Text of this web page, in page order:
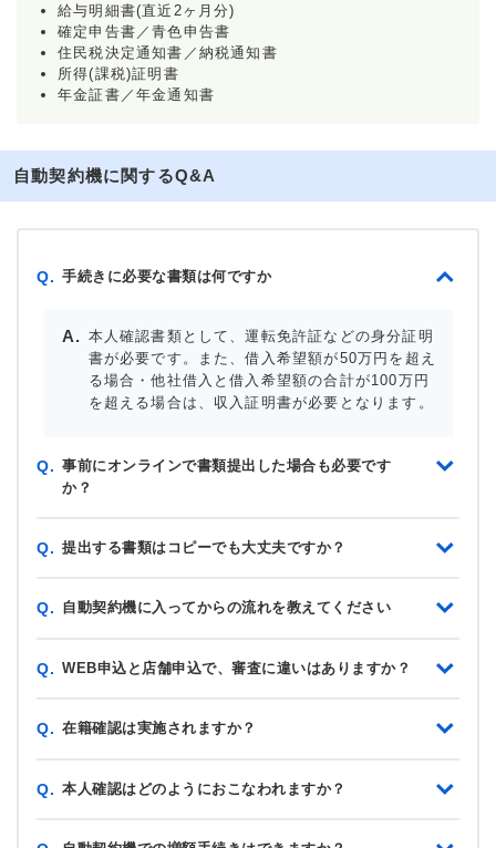
給与明細書(直近2ヶ月分)
確定申告書／青色申告書
住民税決定通知書／納税通知書
所得(課税)証明書
年金証書／年金通知書
自動契約機に関するQ&A
Q. 手続きに必要な書類は何ですか
本人確認書類として、運転免許証などの身分証明
書が必要です。また、借入希望額が50万円を超え
る場合・他社借入と借入希望額の合計が100万円
を超える場合は、収入証明書が必要となります。
Q. 事前にオンラインで書類提出した場合も必要です
か？
Q. 提出する書類はコピーでも大丈夫ですか？
Q. 自動契約機に入ってからの流れを教えてください
Q. WEB申込と店舗申込で、審査に違いはありますか？
Q. 在籍確認は実施されますか？
Q. 本人確認はどのようにおこなわれますか？